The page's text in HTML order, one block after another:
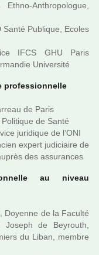
Anthropologue,
Santé Publique, Ecoles
IFCS GHU Paris
Université
pro­fes­sion­nelle
de Paris
de Santé
juri­di­que de l’ONI
expert judi­ciaire de
des assu­ran­ces
au niveau
Doyenne de la Faculté
de Beyrouth,
du Liban, membre